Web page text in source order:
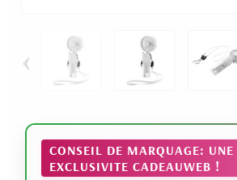
‹
CONSEIL DE MARQUAGE: UNE
EXCLUSIVITE CADEAUWEB !